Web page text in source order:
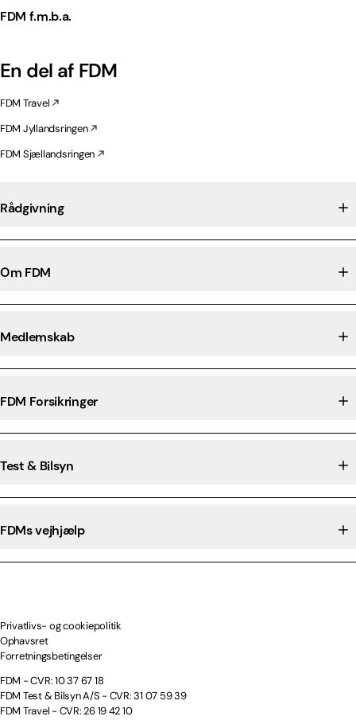
FDM f.m.b.a.
En del af FDM
FDM Travel
FDM Jyllandsringen
FDM Sjællandsringen
Rådgivning
Om FDM
Medlemskab
FDM Forsikringer
Test & Bilsyn
FDMs vejhjælp
Privatlivs- og cookiepolitik
Ophavsret
Forretningsbetingelser
FDM - CVR: 10 37 67 18
FDM Test & Bilsyn A/S - CVR: 31 07 59 39
FDM Travel - CVR: 26 19 42 10